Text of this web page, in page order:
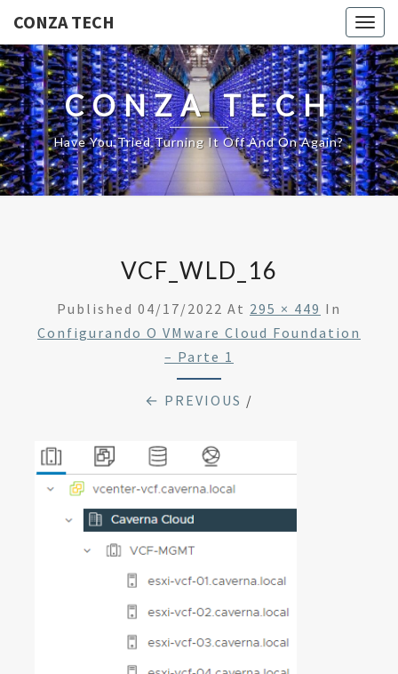
CONZA TECH
CONZA TECH
Have You Tried Turning It Off And On Again?
VCF_WLD_16
Published 04/17/2022 At 295 × 449 In
Configurando O VMware Cloud Foundation
– Parte 1
← PREVIOUS /